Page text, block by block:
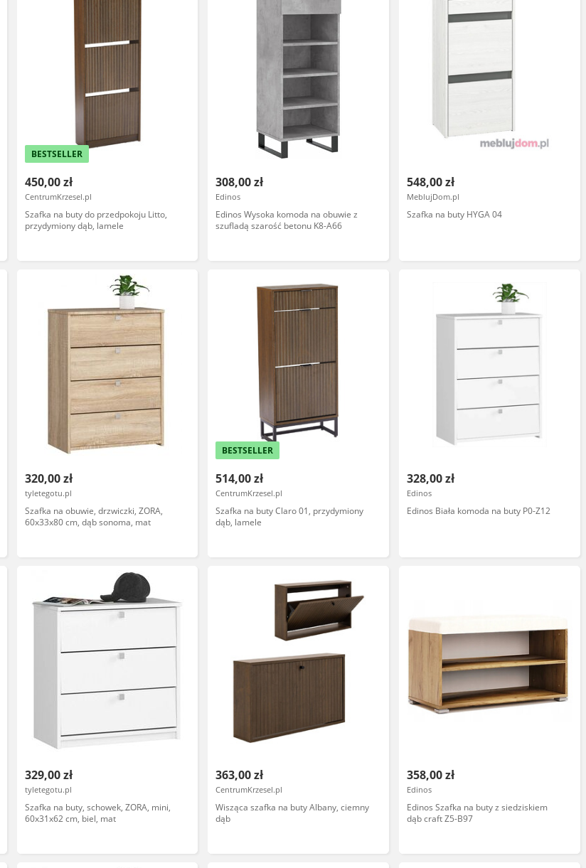
BESTSELLER
450,00 zł
CentrumKrzesel.pl
Szafka na buty do przedpokoju Litto,
przydymiony dąb, lamele
308,00 zł
Edinos
Edinos Wysoka komoda na obuwie z
szufladą szarość betonu K8-A66
548,00 zł
MeblujDom.pl
Szafka na buty HYGA 04
320,00 zł
tyletegotu.pl
Szafka na obuwie, drzwiczki, ZORA,
60x33x80 cm, dąb sonoma, mat
BESTSELLER
514,00 zł
CentrumKrzesel.pl
Szafka na buty Claro 01, przydymiony
dąb, lamele
328,00 zł
Edinos
Edinos Biała komoda na buty P0-Z12
329,00 zł
tyletegotu.pl
Szafka na buty, schowek, ZORA, mini,
60x31x62 cm, biel, mat
363,00 zł
CentrumKrzesel.pl
Wisząca szafka na buty Albany, ciemny
dąb
358,00 zł
Edinos
Edinos Szafka na buty z siedziskiem
dąb craft Z5-B97